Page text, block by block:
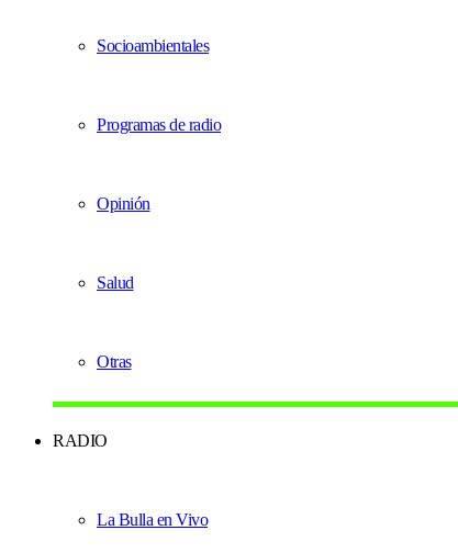
Socioambientales
Programas de radio
Opinión
Salud
Otras
RADIO
La Bulla en Vivo